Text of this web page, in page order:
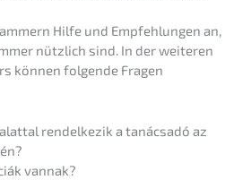
Hilfe und Empfeh­lun­gen an,
nützlich sind. In der weite­ren
können folgen­de Fragen
rendel­ke­zik a tanác­sa­dó az
vannak?